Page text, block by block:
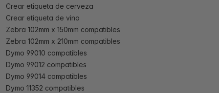
Crear etiqueta de cerveza
Crear etiqueta de vino
Zebra 102mm x 150mm compatibles
Zebra 102mm x 210mm compatibles
Dymo 99010 compatibles
Dymo 99012 compatibles
Dymo 99014 compatibles
Dymo 11352 compatibles